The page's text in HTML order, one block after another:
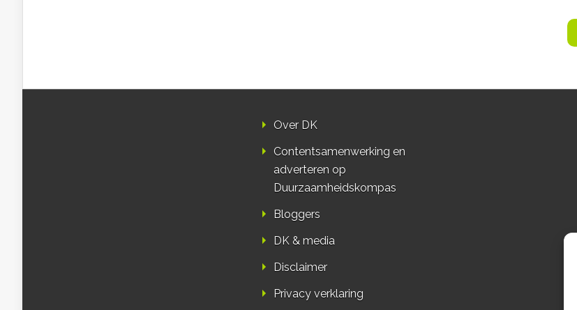
Over DK
Contentsamenwerking en
adverteren op
Duurzaamheidskompas
Bloggers
DK & media
Disclaimer
Privacy verklaring